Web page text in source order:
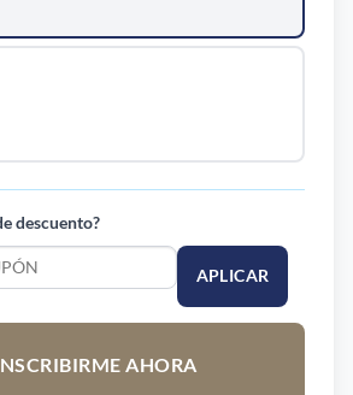
descuento?
APLICAR
AHORA